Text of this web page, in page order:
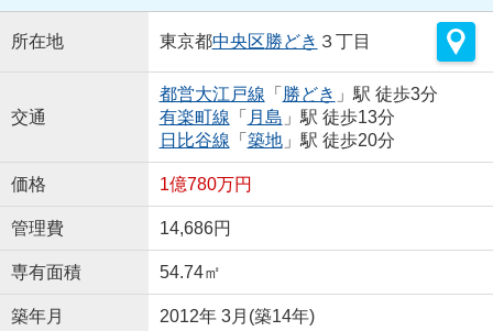
所在地 東京都中央区勝どき ３丁目
交通
都営大江戸線 「 勝どき 」駅 徒歩3分
有楽町線 「 月島 」駅 徒歩13分
日比谷線 「 築地」駅 徒歩20分
価格 1億780万円
管理費 14,686円
専有面積 54.74㎡
築年月 2012年 3月(築14年)